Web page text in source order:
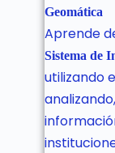
Geomática
Aprende
Sistema de
utilizando